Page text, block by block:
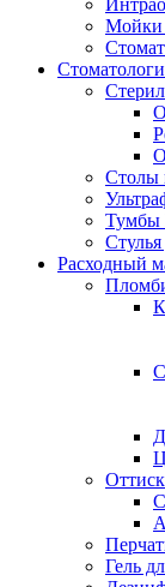
Мойки
Столы
Расходный
Гель